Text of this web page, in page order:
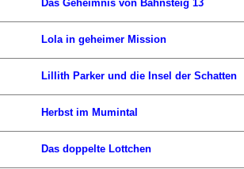
Das Geheimnis von Bahnsteig 13
Lola in geheimer Mission
Lillith Parker und die Insel der Schatten
Herbst im Mumintal
Das doppelte Lottchen